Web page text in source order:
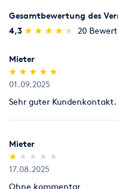
Gesamtbewertung des
4,3 (*)
★
★
(*) ★
★
(*) ★
★
(*) ★
★
(*) ★
★ 20
Mieter
(*)
★
★
(*) ★
★
(*) ★
★
(*) ★
★
(*) ★
★
01.09.2025
Sehr guter
Mieter
(*)
★
★
( ) ★
★
( ) ★
★
( ) ★
★
( ) ★
★
17.08.2025
Ohne kommentar